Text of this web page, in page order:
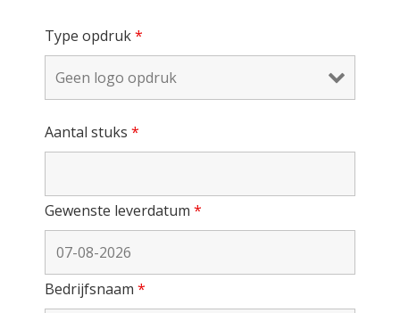
Type opdruk*
Aantal stuks *
Gewenste leverdatum *
Bedrijfsnaam *